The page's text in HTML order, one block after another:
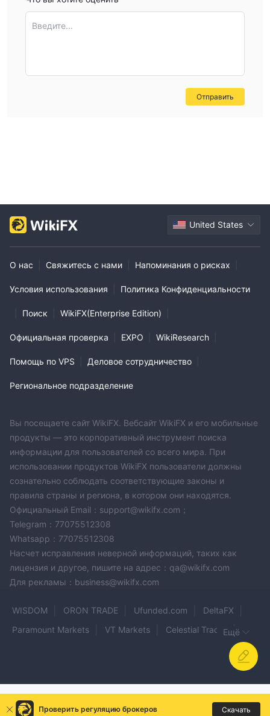
Введите...
Отправить
United States
О нас Свяжитесь с нами Напоминания о рисках
Условия использования Политика Конфиденциальности
Поиск WikiFX(Enterprise Edition)
Официальная проверка EXPO WikiResearch
Помощь по VPS Деловое сотрудничество
Региональное подразделение
Вы посещаете сайт WikiFX. Вебсайт WikiFX и его мобильные
продукты — это корпоративный инструмент поиска
информации для пользователей со всего мира. При
использовании продуктов WikiFX пользователи должны
сознательно соблюдать соответствующие законы и
правила страны и региона, в котором они находятся.
Официальный Email：support@wikifx.com；
Telegram：77075512308
Whatsapp：77075512308
Насчет исправления неверной информаций, таких как
лицензия и другое, пишите на адрес：qa@wikifx.com
Для рекламы：business@wikifx.com
WISDOM ORON TRADE Ufunded.com
DeltaFX
Paramount Markets
VT Markets
Celestial Trader
Garnet Trade Pro
Tirumala Global Ltd
Monex Europe
GUOTAI HAITONG
Ещё
Проверить регуляцию брокеров Скачать